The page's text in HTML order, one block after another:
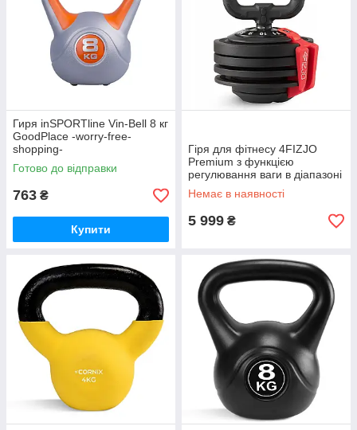
Гиря inSPORTline Vin-Bell 8 кг
GoodPlace -worry-free-
shopping-
Готово до відправки
763 ₴
Купити
Гіря для фітнесу 4FIZJO
Premium з функцією
регулювання ваги в діапазоні
2-12 кг, модель P-
5905973401982 GoodPlace
Немає в наявності
5 999 ₴